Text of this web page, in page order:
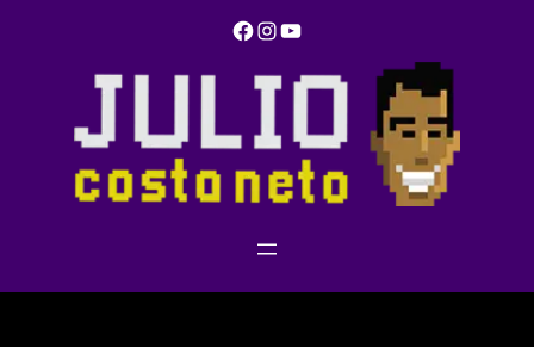
Facebook Instagram YouTube